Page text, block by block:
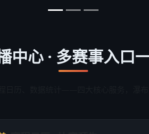
中心 · 多赛事入口